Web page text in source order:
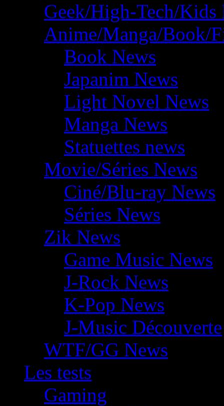
Geek/High-Tech/Kids
Anime/Manga/Book/
Book News
Japanim News
Light Novel News
Manga News
Statuettes news
Movie/Séries News
Ciné/Blu-ray News
Séries News
Zik News
Game Music News
J-Rock News
K-Pop News
J-Music Découverte
WTF/GG News
Les tests
Gaming